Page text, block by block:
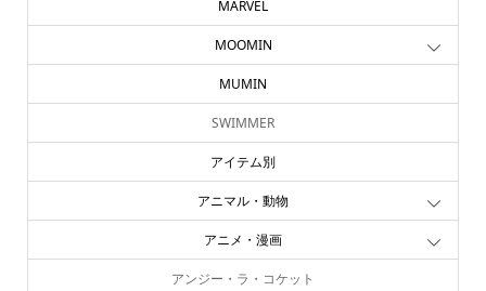
MARVEL
MOOMIN
MUMIN
SWIMMER
アイテム別
アニマル・動物
アニメ・漫画
アンジー・ラ・コケット